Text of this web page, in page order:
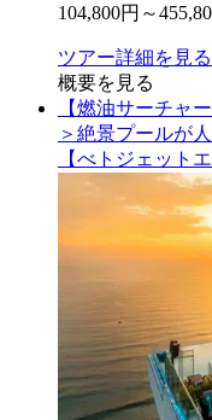
104,800円～
ツアー詳細を見る
概要を見る
【燃油サーチャ
＞絶景プールが
【べトジェット